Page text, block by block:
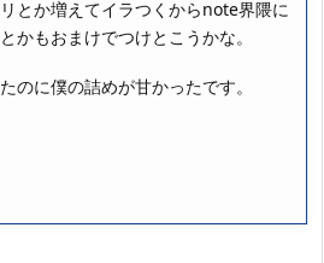
とか増えてイラつくからnote界隈に
かもおまけでつけとこうかな。
のに僕の詰めが甘かったです。